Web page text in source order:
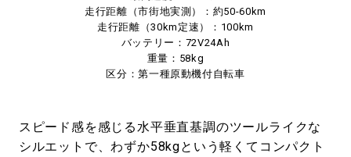
走行距離（市街地実測）：約50-60km
走行距離（30km定速）：100km
バッテリー：72V24Ah
重量：58kg
区分：第一種原動機付自転車
スピード感を感じる水平垂直基調のツールライクな
シルエットで、わずか58kgという軽くてコンパクト